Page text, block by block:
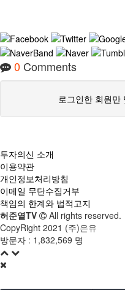
0 Comments
로그인한 회원만
투자의신 소개
이용약관
개인정보처리방침
이메일 무단수집거부
책임의 한계와 법적고지
허준열TV
All rights reserved.
CopyRight 2021 (주)은유
방문자 : 1,832,569 명